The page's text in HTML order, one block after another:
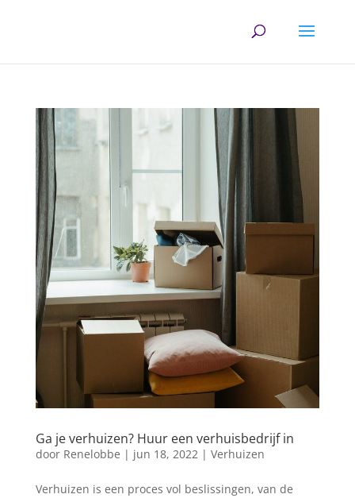
Ga je verhuizen? Huur een verhuisbedrijf in
door Renelobbe | jun 18, 2022| Verhuizen
Verhuizen is een proces vol beslissingen, van de